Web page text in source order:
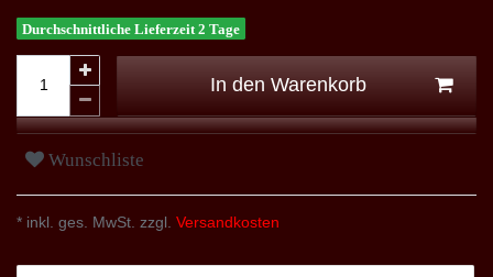
Durchschnittliche Lieferzeit 2 Tage
In den Warenkorb
Wunschliste
* inkl. ges. MwSt. zzgl. Versandkosten